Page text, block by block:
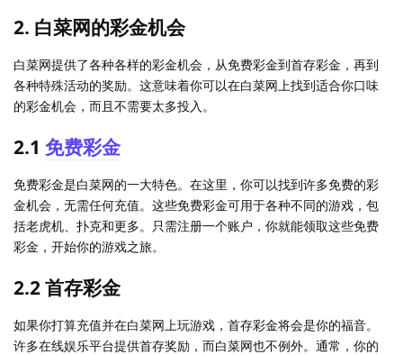
2. 白菜网的彩金机会
白菜网提供了各种各样的彩金机会，从免费彩金到首存彩金，再到
各种特殊活动的奖励。这意味着你可以在白菜网上找到适合你口味
的彩金机会，而且不需要太多投入。
2.1 免费彩金
免费彩金是白菜网的一大特色。在这里，你可以找到许多免费的彩
金机会，无需任何充值。这些免费彩金可用于各种不同的游戏，包
括老虎机、扑克和更多。只需注册一个账户，你就能领取这些免费
彩金，开始你的游戏之旅。
2.2 首存彩金
如果你打算充值并在白菜网上玩游戏，首存彩金将会是你的福音。
许多在线娱乐平台提供首存奖励，而白菜网也不例外。通常，你的